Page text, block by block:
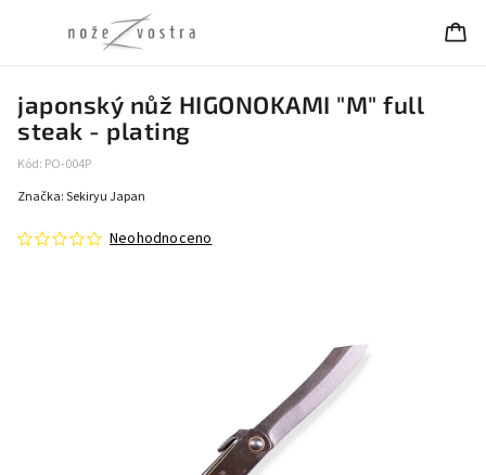
japonský nůž HIGONOKAMI "M" full
steak - plating
Kód: PO-004P
Neohodnoceno
Značka:Sekiryu Japan